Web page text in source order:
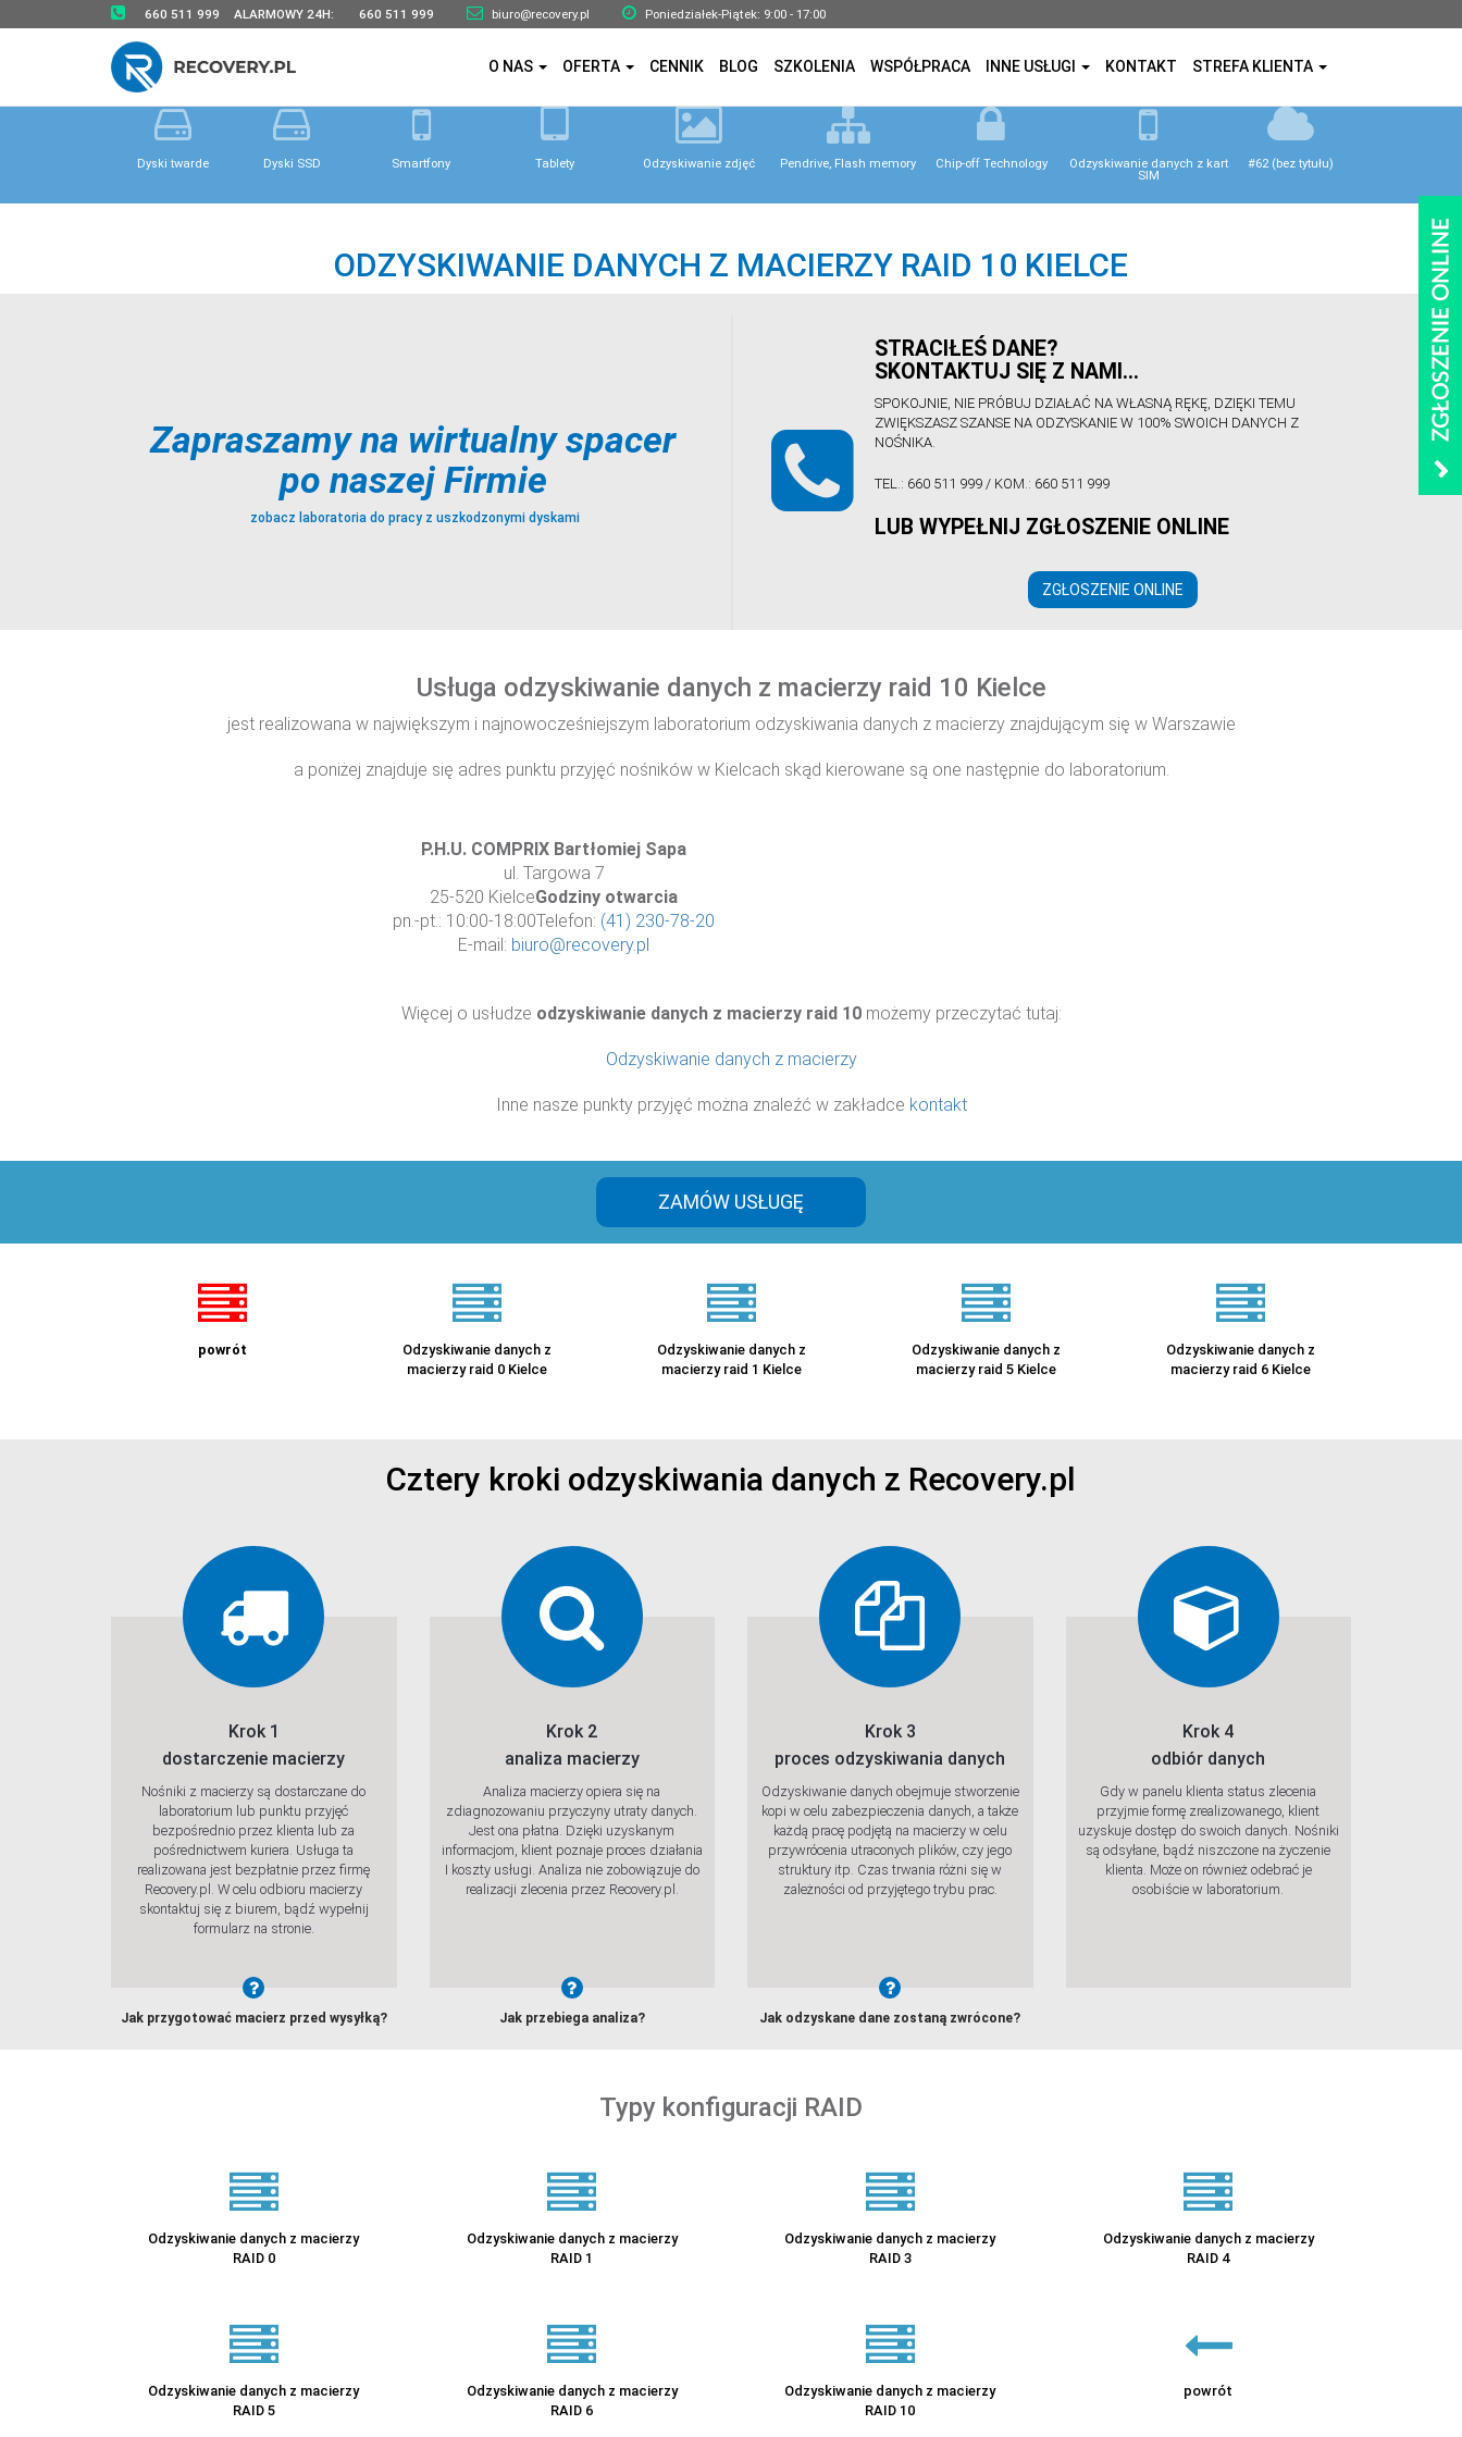
660 511 999 ALARMOWY 24H: 660 511 999 biuro@recovery.pl Poniedziałek-Piątek: 9:00 - 17:00
O NAS OFERTA CENNIK BLOG SZKOLENIA WSPÓŁPRACA INNE USŁUGI KONTAKT STREFA KLIENTA
Dyski twarde Dyski SSD Smartfony Tablety Odzyskiwanie zdjęć Pendrive, Flash memory Chip-off Technology
Odzyskiwanie danych z kart
SIM
#62 (bez tytułu)
ODZYSKIWANIE DANYCH Z MACIERZY RAID 10 KIELCE
Zapraszamy na wirtualny spacer
po naszej Firmie
zobacz laboratoria do pracy z uszkodzonymi dyskami
STRACIŁEŚ DANE?
SKONTAKTUJ SIĘ Z NAMI…
SPOKOJNIE, NIE PRÓBUJ DZIAŁAĆ NA WŁASNĄ RĘKĘ, DZIĘKI TEMU
ZWIĘKSZASZ SZANSE NA ODZYSKANIE W 100% SWOICH DANYCH Z
NOŚNIKA.
TEL.: 660 511 999 / KOM.: 660 511 999
LUB WYPEŁNIJ ZGŁOSZENIE ONLINE
ZGŁOSZENIE ONLINE
Usługa odzyskiwanie danych z macierzy raid 10 Kielce
jest realizowana w największym i najnowocześniejszym laboratorium odzyskiwania danych z macierzy znajdującym się w Warszawie
a poniżej znajduje się adres punktu przyjęć nośników w Kielcach skąd kierowane są one następnie do laboratorium.
P.H.U. COMPRIX Bartłomiej Sapa
ul. Targowa 7
25-520 KielceGodziny otwarcia
pn.-pt.: 10:00-18:00Telefon: (41) 230-78-20
E-mail: biuro@recovery.pl
Więcej o usłudze odzyskiwanie danych z macierzy raid 10możemy przeczytać tutaj:
Odzyskiwanie danych z macierzy
Inne nasze punkty przyjęć można znaleźć w zakładce kontakt
ZAMÓW USŁUGĘ
powrót
Sprawdź
Odzyskiwanie danych z
macierzy raid 0 Kielce
Sprawdź
Odzyskiwanie danych z
macierzy raid 1 Kielce
Odzyskiwanie danych z
macierzy raid 5 Kielce
Sprawdź
Odzyskiwanie danych z
macierzy raid 6 Kielce
Sprawdź
Cztery kroki odzyskiwania danych z Recovery.pl
Krok 1
dostarczenie macierzy
Nośniki z macierzy są dostarczane do
laboratorium lub punktu przyjęć
bezpośrednio przez klienta lub za
pośrednictwem kuriera. Usługa ta
realizowana jest bezpłatnie przez firmę
Recovery.pl. W celu odbioru macierzy
skontaktuj się z biurem, bądź wypełnij
formularz na stronie.
Jak przygotować macierz przed wysyłką?
Krok 2
analiza macierzy
Analiza macierzy opiera się na
zdiagnozowaniu przyczyny utraty danych.
Jest ona płatna. Dzięki uzyskanym
informacjom, klient poznaje proces działania
I koszty usługi. Analiza nie zobowiązuje do
realizacji zlecenia przez Recovery.pl.
Jak przebiega analiza?
Krok 3
proces odzyskiwania danych
Odzyskiwanie danych obejmuje stworzenie
kopi w celu zabezpieczenia danych, a także
każdą pracę podjętą na macierzy w celu
przywrócenia utraconych plików, czy jego
struktury itp. Czas trwania różni się w
zależności od przyjętego trybu prac.
Jak odzyskane dane zostaną zwrócone?
Krok 4
odbiór danych
Gdy w panelu klienta status zlecenia
przyjmie formę zrealizowanego, klient
uzyskuje dostęp do swoich danych. Nośniki
są odsyłane, bądź niszczone na życzenie
klienta. Może on również odebrać je
osobiście w laboratorium.
Typy konfiguracji RAID
Odzyskiwanie danych z macierzy
RAID 0
Odzyskiwanie danych z macierzy
RAID 1
Odzyskiwanie danych z macierzy
RAID 3
Odzyskiwanie danych z macierzy
RAID 4
Odzyskiwanie danych z macierzy
RAID 5
Odzyskiwanie danych z macierzy
RAID 6
Odzyskiwanie danych z macierzy
RAID 10
powrót